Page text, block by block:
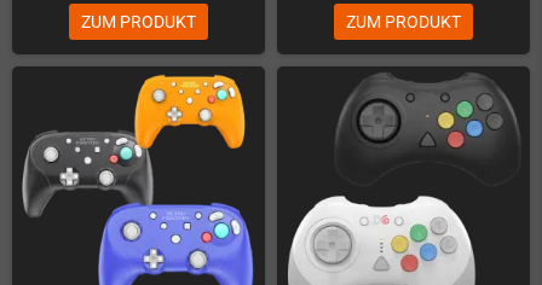
ZUM PRODUKT ZUM PRODUKT